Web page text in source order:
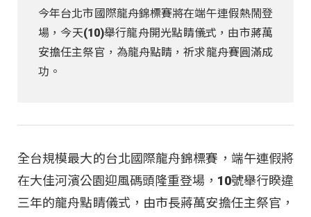
今年台北市國際龍舟錦標賽將在端午連假熱鬧登
場，今天(10)舉行龍舟開光點睛儀式，由市蔣萬
安擔任主祭官，為龍舟點睛，祈求龍舟賽圓滿成
功。
全台規模最大的台北國際龍舟錦標賽，端午連假將
在大佳河濱公園迎風碼頭隆重登場，10號舉行睽違
三年的龍舟點睛儀式，由市長蔣萬安擔任主祭官，